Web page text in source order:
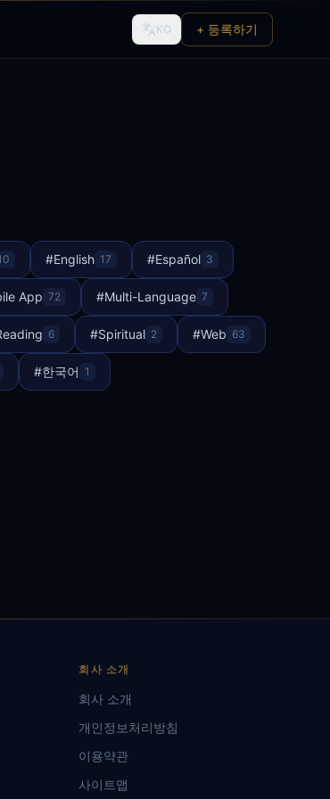
KO + 등록하기
#English 17 #Español 3
App 72 #Multi-Language 7
6 #Spiritual 2 #Web 63
#한국어 1
회사 소개
회사 소개
개인정보처리방침
이용약관
사이트맵